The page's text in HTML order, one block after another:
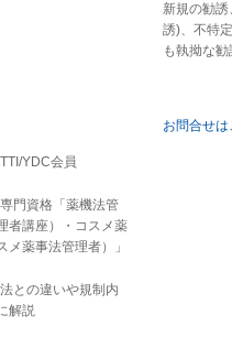
新規の勧
誘)、不特
も執拗な
お問合せは